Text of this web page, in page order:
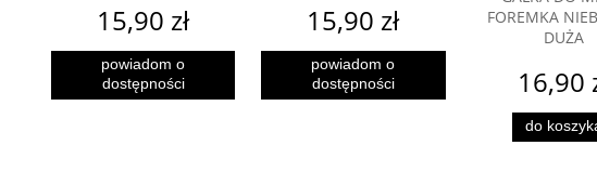
15,90 zł
powiadom o
dostępności
15,90 zł
powiadom o
dostępności
FOREMKA
DUŻA
16,90
do